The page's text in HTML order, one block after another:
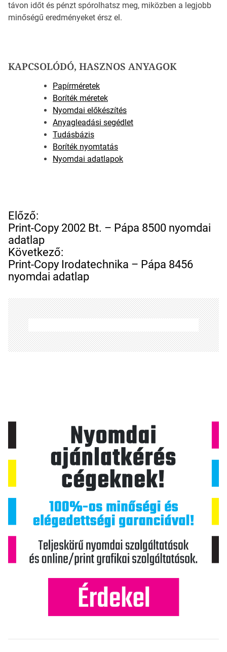
távon időt és pénzt spórolhatsz meg, miközben a legjobb
minőségű eredményeket érsz el.
KAPCSOLÓDÓ, HASZNOS ANYAGOK
Papírméretek
Boríték méretek
Nyomdai előkészítés
Anyagleadási segédlet
Tudásbázis
Boríték nyomtatás
Nyomdai adatlapok
B
e
j
e
g
y
z
é
s
n
a
v
ó
Előző:
Print-Copy 2002 Bt. – Pápa 8500 nyomdai
adatlap
Következő:
Print-Copy Irodatechnika – Pápa 8456
nyomdai adatlap